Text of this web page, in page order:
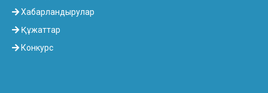
Хабарландырулар
Құжаттар
Конкурс